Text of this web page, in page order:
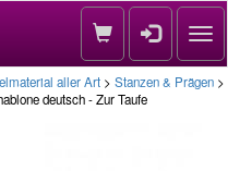
aller Art > Stanzen & Prägen >
deutsch - Zur Taufe